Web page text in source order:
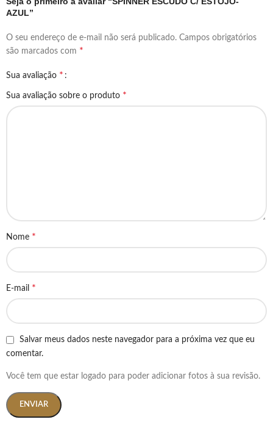
AZUL”
O seu endereço de e-mail não será publicado. Campos obrigatórios
são marcados com *
Sua avaliação *
Sua avaliação sobre o produto *
Nome *
E-mail *
Salvar meus dados neste navegador para a próxima vez que eu
comentar.
Você tem que estar logado para poder adicionar fotos à sua revisão.